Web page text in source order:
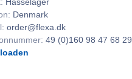
Hasselager
Denmark
order@flexa.dk
49 (0)160 98 47 68 29